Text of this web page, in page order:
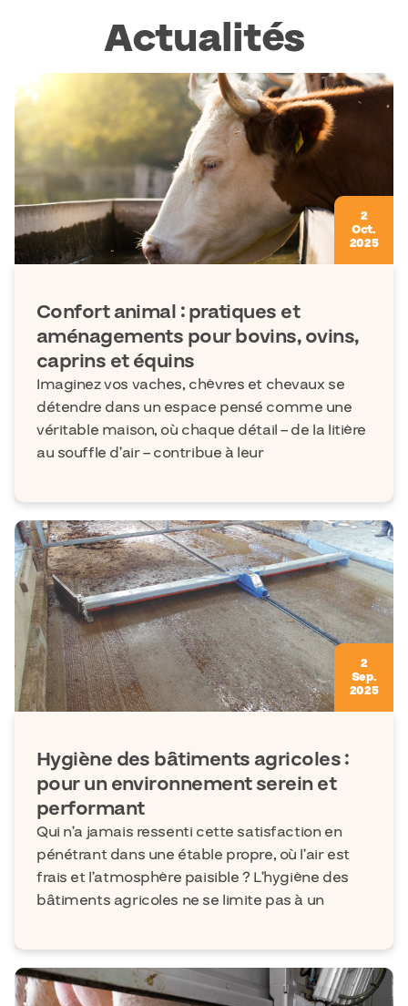
Actualités
2
Oct.
2025
Confort animal : pratiques et
aménagements pour bovins, ovins,
caprins et équins
Imaginez vos vaches, chèvres et chevaux se
détendre dans un espace pensé comme une
véritable maison, où chaque détail – de la litière
au souffle d’air – contribue à leur
2
Sep.
2025
Hygiène des bâtiments agricoles :
pour un environnement serein et
performant
Qui n’a jamais ressenti cette satisfaction en
pénétrant dans une étable propre, où l’air est
frais et l’atmosphère paisible ? L’hygiène des
bâtiments agricoles ne se limite pas à un